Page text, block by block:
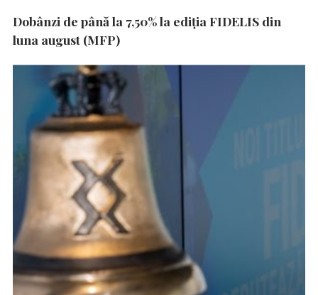
Dobânzi de până la 7,50% la ediția FIDELIS din
luna august (MFP)